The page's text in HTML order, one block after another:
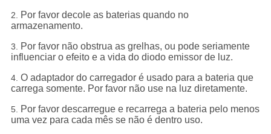
2.
Por favor decole as baterias quando no
armazenamento.
3.
Por favor não obstrua as grelhas, ou pode seriamente
influenciar o efeito e a vida do diodo emissor de luz.
4. O adaptador do carregador é usado para a bateria que
carrega somente. Por favor não use na luz diretamente.
5.
Por favor descarregue e recarrega a bateria pelo menos
uma vez para cada mês se não é dentro uso.